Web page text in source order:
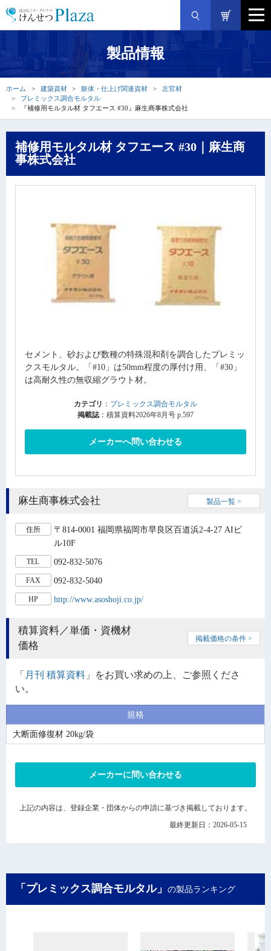
製品情報
ホーム 建築資材 躯体・仕上げ関連資材
左官材
プレミックス調合モルタル
『補修用モルタル材 タフエース #30』麻生商事株式会社
補修用モルタル材 タフエース #30｜麻生商
事株式会社
セメント、砂および数種の特殊混和剤を調合したプレミッ
クスモルタル。「#10」は50mm程度の厚付け用、「#30」
は高耐久性の無収縮グラウト材。
カテゴリ ： プレミックス調合モルタル
掲載誌：積算資料2026年8月号 p.597
メーカーへ問い合わせる
麻生商事株式会社 製品一覧 >
住所
〒814-0001 福岡県福岡市早良区百道浜2-4-27 AIビ
ル10F
TEL 092-832-5076
FAX 092-832-5040
HP http://www.asoshoji.co.jp/
積算資料／単価・資機材
価格
掲載価格の条件 >
「 月刊 積算資料 」をお買い求めの上、ご参照くださ
い。
規格
大断面修復材 20kg/袋
メーカーに問い合わせる
上記の内容は、登録企業・団体からの申請に基づき掲載しております。
最終更新日：2026-05-15
「プレミックス調合モルタル」 の製品ランキング